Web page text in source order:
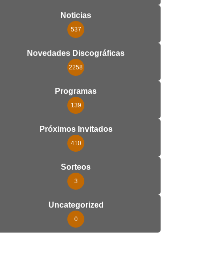
Noticias
537
Novedades Discográficas
2258
Programas
139
Próximos Invitados
410
Sorteos
3
Uncategorized
0